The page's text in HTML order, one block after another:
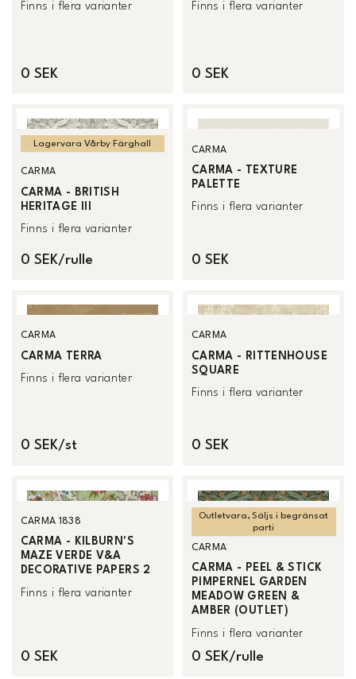
Finns i flera varianter
0 SEK
Finns i flera varianter
0 SEK
Lagervara Vårby Färghall
CARMA
CARMA - BRITISH
HERITAGE III
Finns i flera varianter
0 SEK/rulle
CARMA
CARMA - TEXTURE
PALETTE
Finns i flera varianter
0 SEK
CARMA
CARMA TERRA
Finns i flera varianter
0 SEK/st
CARMA
CARMA - RITTENHOUSE
SQUARE
Finns i flera varianter
0 SEK
CARMA 1838
CARMA - KILBURN'S
MAZE VERDE V&A
DECORATIVE PAPERS 2
Finns i flera varianter
0 SEK
Outletvara, Säljs i begränsat
parti
CARMA
CARMA - PEEL & STICK
PIMPERNEL GARDEN
MEADOW GREEN &
AMBER (OUTLET)
Finns i flera varianter
0 SEK/rulle